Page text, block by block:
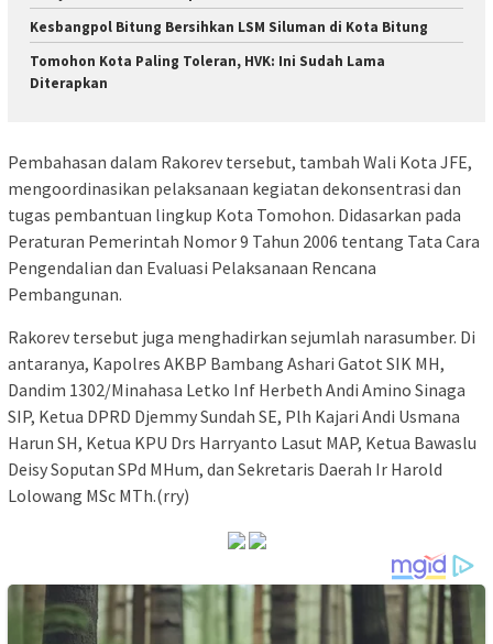
Kesbangpol Bitung Bersihkan LSM Siluman di Kota Bitung
Tomohon Kota Paling Toleran, HVK: Ini Sudah Lama
Diterapkan
Pembahasan dalam Rakorev tersebut, tambah Wali Kota JFE,
mengoordinasikan pelaksanaan kegiatan dekonsentrasi dan
tugas pembantuan lingkup Kota Tomohon. Didasarkan pada
Peraturan Pemerintah Nomor 9 Tahun 2006 tentang Tata Cara
Pengendalian dan Evaluasi Pelaksanaan Rencana
Pembangunan.
Rakorev tersebut juga menghadirkan sejumlah narasumber. Di
antaranya, Kapolres AKBP Bambang Ashari Gatot SIK MH,
Dandim 1302/Minahasa Letko Inf Herbeth Andi Amino Sinaga
SIP, Ketua DPRD Djemmy Sundah SE, Plh Kajari Andi Usmana
Harun SH, Ketua KPU Drs Harryanto Lasut MAP, Ketua Bawaslu
Deisy Soputan SPd MHum, dan Sekretaris Daerah Ir Harold
Lolowang MSc MTh.(rry)